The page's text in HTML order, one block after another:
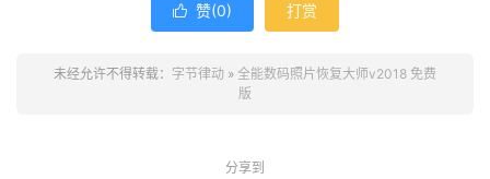
 赞(0) 打赏
未经允许不得转载： 字节律动 » 全能数码照片恢复大师v2018 免费
版
分享到